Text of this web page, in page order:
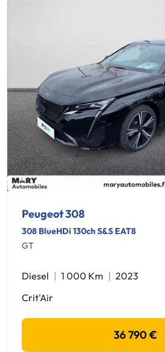
Peugeot 308
308 BlueHDi 130ch S&S EAT8
GT
Diesel 1 000 Km
2023
Crit'Air
36 790 €